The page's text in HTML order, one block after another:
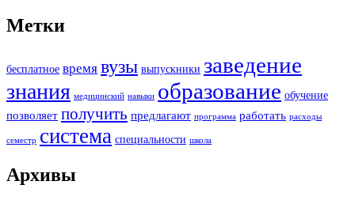
Метки
бесплатное время вузы выпускники заведение
знания медицинский навыки образование обучение
позволяет получить предлагают программа работать расходы
семестр система специальности школа
Архивы